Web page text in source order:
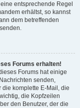
entsprechende Regel
erhältst, so kannst
dem betreffenden
Forums erhalten!
Forums hat einige
senden,
komplette E-Mail, die
die Kopfzeilen
den Benutzer, der die